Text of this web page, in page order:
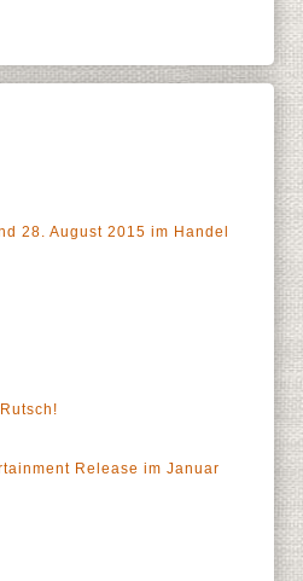
28. August 2015 im Handel
Release im Januar